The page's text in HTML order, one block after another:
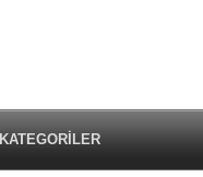
KATEGORİLER